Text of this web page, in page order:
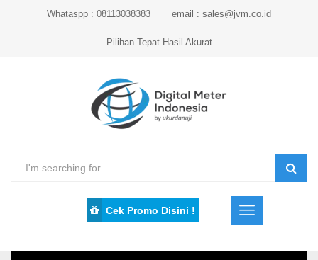
Whataspp : 08113038383 email : sales@jvm.co.id
Pilihan Tepat Hasil Akurat
Cek Promo Disini !